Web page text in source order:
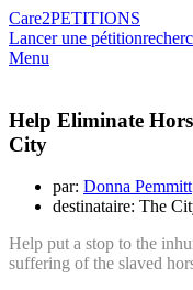
Care2PETITIONS
Lancer une pétition
Menu
Help Eliminate
City
par: Donna Pemmitt
destinataire: The
Help put a stop to the
suffering of the slaved